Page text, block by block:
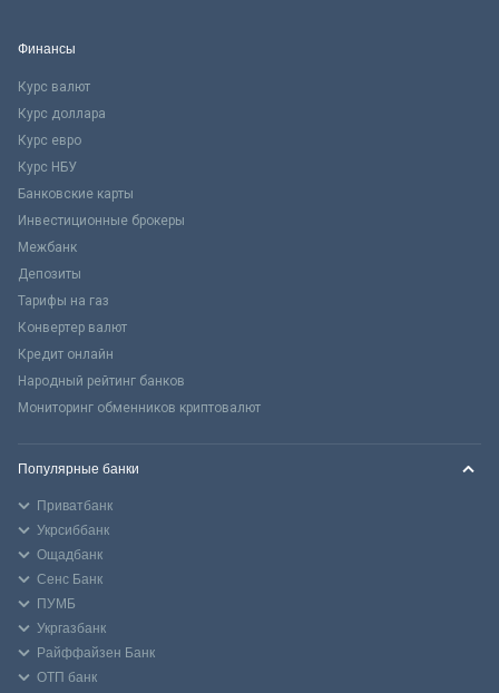
Финансы
Курс валют
Курс доллара
Курс евро
Курс НБУ
Банковские карты
Инвестиционные брокеры
Межбанк
Депозиты
Тарифы на газ
Конвертер валют
Кредит онлайн
Народный рейтинг банков
Мониторинг обменников криптовалют
Популярные банки
Приватбанк
Укрсиббанк
Ощадбанк
Сенс Банк
ПУМБ
Укргазбанк
Райффайзен Банк
ОТП банк